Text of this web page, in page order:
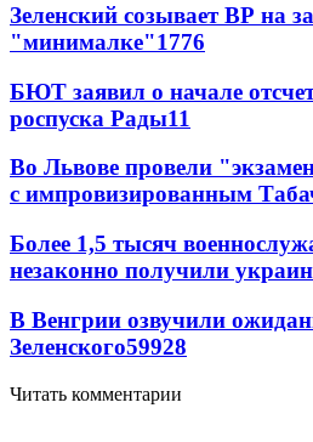
Зеленский созывает ВР на
"минималке"1776
БЮТ заявил о начале
роспуска Рады11
Во Львове провели
с импровизированным
Более 1,5 тысяч
незаконно получили
В Венгрии озвучили
Зеленского59928
Читать комментарии